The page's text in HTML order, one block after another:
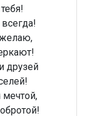
всегда!
друзей